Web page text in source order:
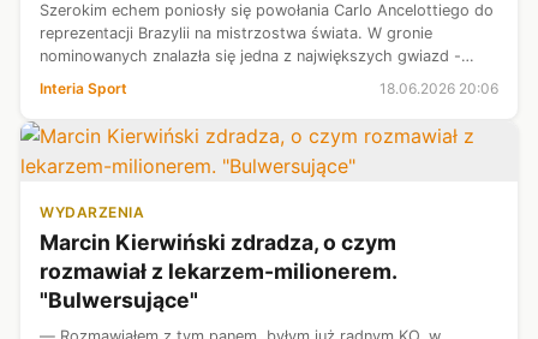
Szerokim echem poniosły się powołania Carlo Ancelottiego do
reprezentacji Brazylii na mistrzostwa świata. W gronie
nominowanych znalazła się jedna z największych gwiazd -
Neymar. Mimo to nie miał on jeszcze okazji do gry na
mundialu, bowiem tuż przed...
Interia Sport 18.06.2026 20:06
WYDARZENIA
Marcin Kierwiński zdradza, o czym
rozmawiał z lekarzem-milionerem.
"Bulwersujące"